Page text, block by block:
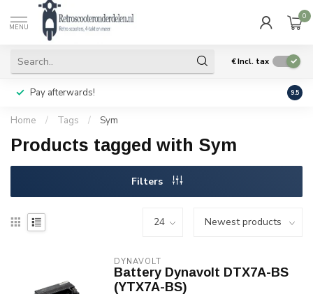
MENU
0
€Incl. tax
Pay afterwards! Geen
9.5
Home / Tags / Sym
Products tagged with Sym
Filters
DYNAVOLT
Battery Dynavolt DTX7A-BS
(YTX7A-BS)